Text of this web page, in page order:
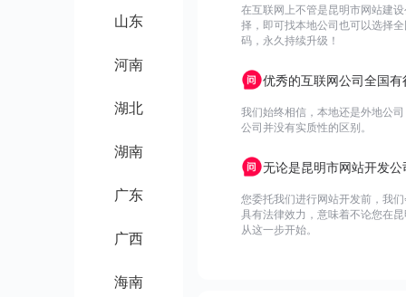
山东
河南
湖北
湖南
广东
广西
海南
在互联网上不管是昆明市网站建
择，即可找本地公司也可以选择
码，永久持续升级！
优秀的互联网公司全国
我们始终相信，本地还是外地公
公司并没有实质性的区别。
无论是昆明市网站开发
您委托我们进行网站开发前，我
具有法律效力，意味着不论您在
从这一步开始。